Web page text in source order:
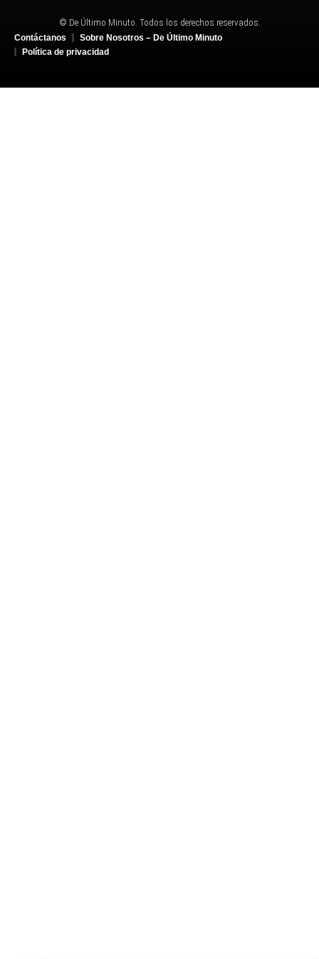
© De Último Minuto. Todos los derechos reservados.
Contáctanos
Sobre Nosotros – De Último Minuto
Política de privacidad